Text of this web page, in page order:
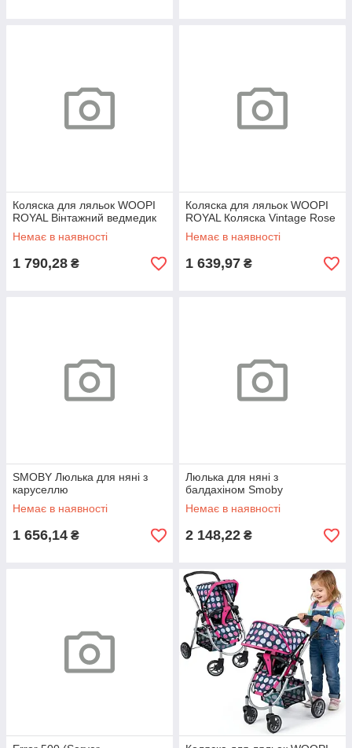
Коляска для ляльок WOOPI
ROYAL Вінтажний ведмедик
Немає в наявності
1 790,28 ₴
Коляска для ляльок WOOPI
ROYAL Коляска Vintage Rose
Немає в наявності
1 639,97 ₴
SMOBY Люлька для няні з
каруселлю
Немає в наявності
1 656,14 ₴
Люлька для няні з
балдахіном Smoby
Немає в наявності
2 148,22 ₴